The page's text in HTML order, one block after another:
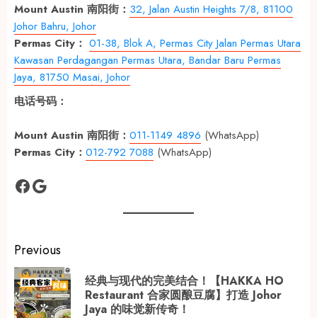
Mount Austin 南阳街： 32, Jalan Austin Heights 7/8, 81100
Johor Bahru, Johor
Permas City： 01-38, Blok A, Permas City Jalan Permas Utara
Kawasan Perdagangan Permas Utara, Bandar Baru Permas
Jaya, 81750 Masai, Johor
电话号码：
Mount Austin 南阳街： 011-1149 4896 (WhatsApp)
Permas City： 012-792 7088 (WhatsApp)
Facebook
Google
Post
navigation
Previous
经典与现代的完美结合！【HAKKA HO
Restaurant 合家圆酿豆腐】打造 Johor
Jaya 的味觉新传奇！